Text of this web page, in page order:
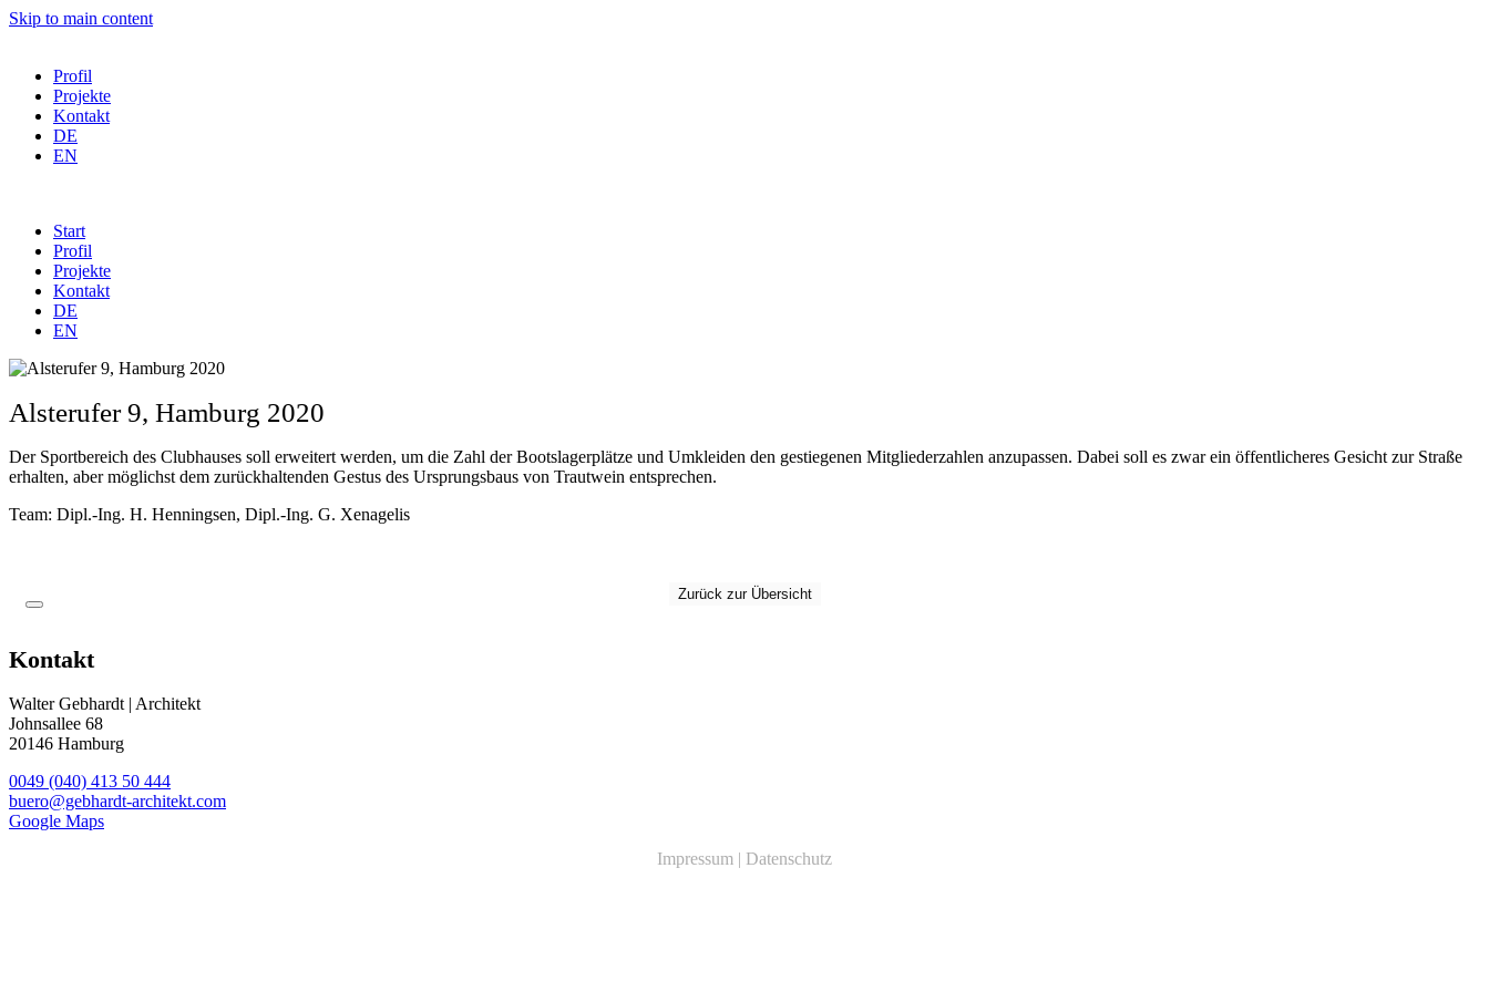
Skip to main content
Profil
Projekte
Kontakt
DE
EN
Start
Profil
Projekte
Kontakt
DE
EN
Alsterufer 9, Hamburg 2020
Der Sportbereich des Clubhauses soll erweitert werden, um die Zahl der Bootslagerplätze und Umkleiden den gestiegenen Mitgliederzahlen anzupassen. Dabei soll es zwar ein öffentlicheres Gesicht zur Straße
erhalten, aber möglichst dem zurückhaltenden Gestus des Ursprungsbaus von Trautwein entsprechen.
Team: Dipl.-Ing. H. Henningsen, Dipl.-Ing. G. Xenagelis
Zurück zur Übersicht
Kontakt
Walter Gebhardt | Architekt
Johnsallee 68
20146 Hamburg
0049 (040) 413 50 444
buero@gebhardt-architekt.com
Google Maps
Impressum | Datenschutz